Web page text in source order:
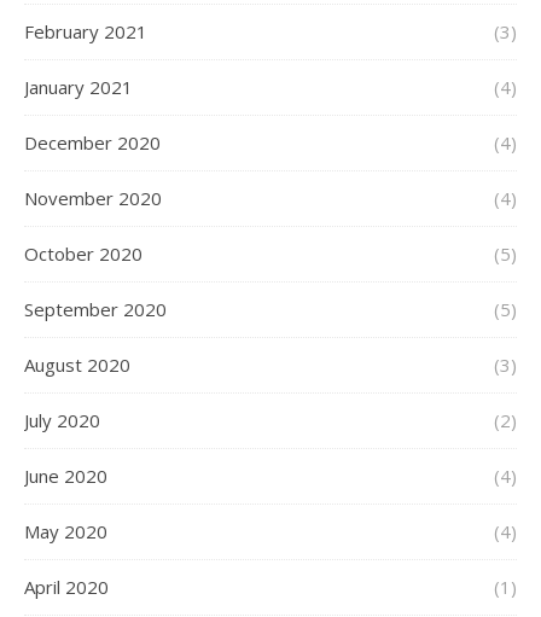
February 2021 (3)
January 2021 (4)
December 2020 (4)
November 2020 (4)
October 2020 (5)
September 2020 (5)
August 2020 (3)
July 2020 (2)
June 2020 (4)
May 2020 (4)
April 2020 (1)